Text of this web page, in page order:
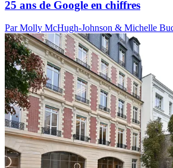
25 ans de Google en chiffres
Par Molly McHugh-Johnson & Michelle